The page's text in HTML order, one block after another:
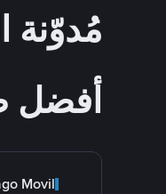
أفضل
Movil